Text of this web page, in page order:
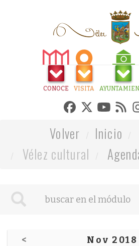
CONOCE VISITA
Volver Inicio
Vélez cultural
< Nov 2018